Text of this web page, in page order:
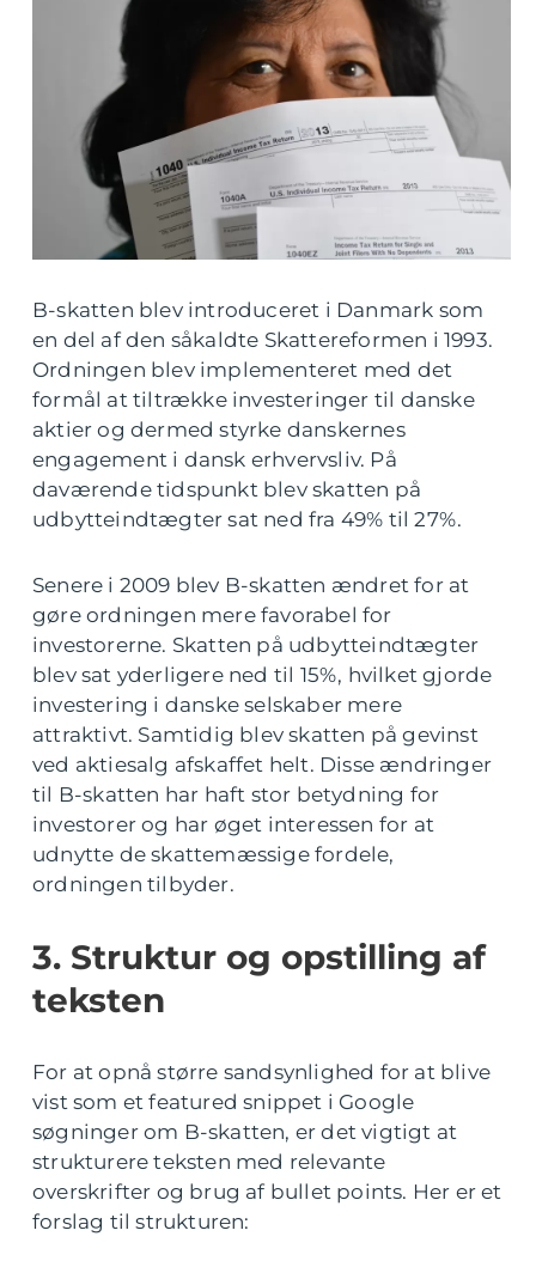
B-skatten blev introduceret i Danmark som
en del af den såkaldte Skattereformen i 1993.
Ordningen blev implementeret med det
formål at tiltrække investeringer til danske
aktier og dermed styrke danskernes
engagement i dansk erhvervsliv. På
daværende tidspunkt blev skatten på
udbytteindtægter sat ned fra 49% til 27%.
Senere i 2009 blev B-skatten ændret for at
gøre ordningen mere favorabel for
investorerne. Skatten på udbytteindtægter
blev sat yderligere ned til 15%, hvilket gjorde
investering i danske selskaber mere
attraktivt. Samtidig blev skatten på gevinst
ved aktiesalg afskaffet helt. Disse ændringer
til B-skatten har haft stor betydning for
investorer og har øget interessen for at
udnytte de skattemæssige fordele,
ordningen tilbyder.
3. Struktur og opstilling af
teksten
For at opnå større sandsynlighed for at blive
vist som et featured snippet i Google
søgninger om B-skatten, er det vigtigt at
strukturere teksten med relevante
overskrifter og brug af bullet points. Her er et
forslag til strukturen: